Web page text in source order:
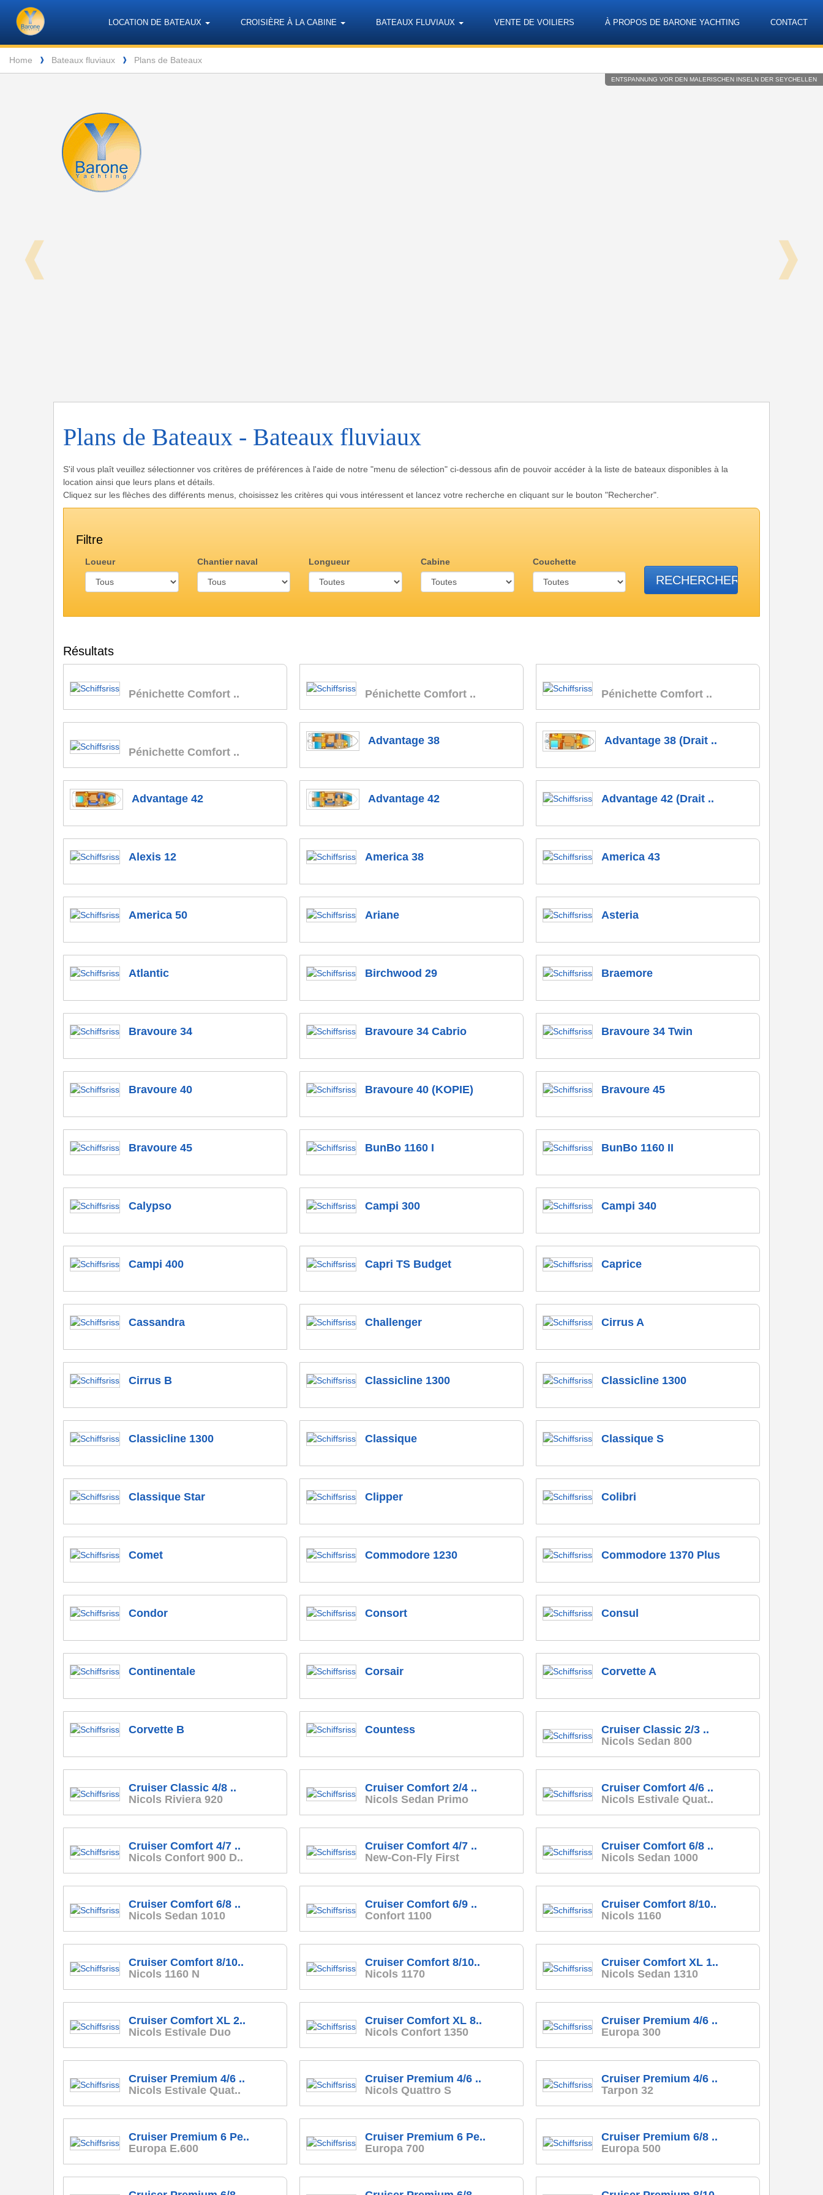
Barone
Yachting
Navigation
LOCATION DE BATEAUX CROISIÈRE À LA CABINE BATEAUX FLUVIAUX VENTE DE VOILIERS À PROPOS DE BARONE YACHTING CONTACT
Breadcrumb
Home ❱ Bateaux fluviaux ❱ Plans de Bateaux
❰ ❱
ENTSPANNUNG VOR DEN MALERISCHEN INSELN DER SEYCHELLEN
Plans de Bateaux - Bateaux fluviaux
S'il vous plaît veuillez sélectionner vos critères de préférences à l'aide de notre "menu de sélection" ci-dessous afin de pouvoir accéder à la liste de bateaux disponibles à la
location ainsi que leurs plans et détails.
Cliquez sur les flèches des différents menus, choisissez les critères qui vous intéressent et lancez votre recherche en cliquant sur le bouton "Rechercher".
Filtre
Loueur Chantier naval Longueur Cabine Couchette
Résultats
Pénichette Comfort .. Pénichette Comfort .. Pénichette Comfort ..
Pénichette Comfort ..
Advantage 38 Advantage 38 (Drait ..
Advantage 42 Advantage 42 Advantage 42 (Drait ..
Alexis 12 America 38 America 43
America 50 Ariane Asteria
Atlantic Birchwood 29 Braemore
Bravoure 34 Bravoure 34 Cabrio Bravoure 34 Twin
Bravoure 40 Bravoure 40 (KOPIE) Bravoure 45
Bravoure 45 BunBo 1160 I BunBo 1160 II
Calypso Campi 300 Campi 340
Campi 400 Capri TS Budget Caprice
Cassandra Challenger Cirrus A
Cirrus B Classicline 1300 Classicline 1300
Classicline 1300 Classique Classique S
Classique Star Clipper Colibri
Comet Commodore 1230 Commodore 1370 Plus
Condor Consort Consul
Continentale Corsair Corvette A
Corvette B Countess
Cruiser Classic 2/3 ..
Nicols Sedan 800
Cruiser Classic 4/8 ..
Nicols Riviera 920
Cruiser Comfort 2/4 ..
Nicols Sedan Primo
Cruiser Comfort 4/6 ..
Nicols Estivale Quat..
Cruiser Comfort 4/7 ..
Nicols Confort 900 D..
Cruiser Comfort 4/7 ..
New-Con-Fly First
Cruiser Comfort 6/8 ..
Nicols Sedan 1000
Cruiser Comfort 6/8 ..
Nicols Sedan 1010
Cruiser Comfort 6/9 ..
Confort 1100
Cruiser Comfort 8/10..
Nicols 1160
Cruiser Comfort 8/10..
Nicols 1160 N
Cruiser Comfort 8/10..
Nicols 1170
Cruiser Comfort XL 1..
Nicols Sedan 1310
Cruiser Comfort XL 2..
Nicols Estivale Duo
Cruiser Comfort XL 8..
Nicols Confort 1350
Cruiser Premium 4/6 ..
Europa 300
Cruiser Premium 4/6 ..
Nicols Estivale Quat..
Cruiser Premium 4/6 ..
Nicols Quattro S
Cruiser Premium 4/6 ..
Tarpon 32
Cruiser Premium 6 Pe..
Europa E.600
Cruiser Premium 6 Pe..
Europa 700
Cruiser Premium 6/8 ..
Europa 500